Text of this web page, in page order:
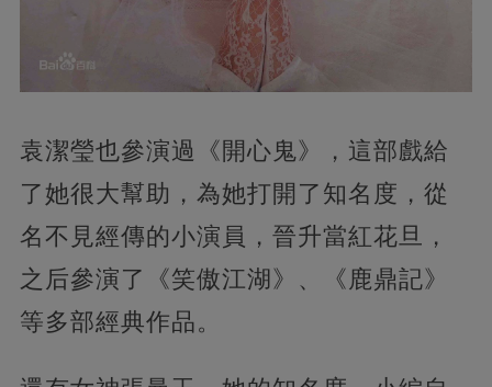
袁潔瑩也參演過《開心鬼》，這部戲給
了她很大幫助，為她打開了知名度，從
名不見經傳的小演員，晉升當紅花旦，
之后參演了《笑傲江湖》、《鹿鼎記》
等多部經典作品。